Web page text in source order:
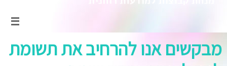
מבקשים אנו להרחיב את תשומת